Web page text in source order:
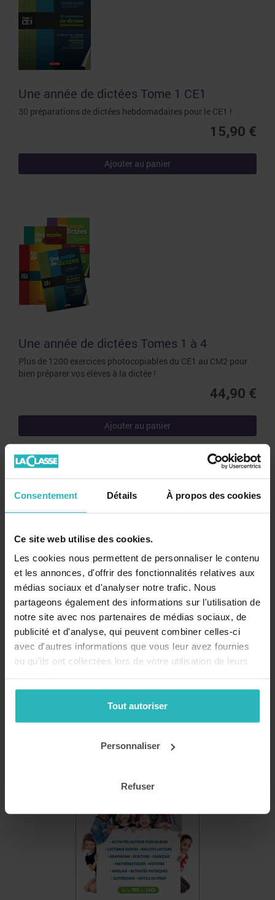
Consentement Détails À propos des cookies
Ce site web utilise des cookies.
Les cookies nous permettent de personnaliser le contenu
et les annonces, d'offrir des fonctionnalités relatives aux
médias sociaux et d'analyser notre trafic. Nous
partageons également des informations sur l'utilisation de
notre site avec nos partenaires de médias sociaux, de
publicité et d'analyse, qui peuvent combiner celles-ci
avec d'autres informations que vous leur avez fournies
ou qu'ils ont collectées lors de votre utilisation de leurs
Tout autoriser
Personnaliser
Refuser
Une année de dictées Tome 1 CE1
30 préparations de dictées hebdomadaires pour le CE1 !
15,90 €
Ajouter au panier
Une année de dictées Tomes 1 à 4
Plus de 1200 exercices photocopiables du CE1 au CM2 pour
bien préparer vos élèves à la dictée !
44,90 €
Ajouter au panier
Restez informé!
Recevez nos conseils, actualités et promotions par email
!
Mon compte